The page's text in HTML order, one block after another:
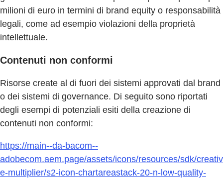
milioni di euro in termini di brand equity o responsabilità
legali, come ad esempio violazioni della proprietà
intellettuale.
Contenuti non conformi
Risorse create al di fuori dei sistemi approvati dal brand
o dei sistemi di governance. Di seguito sono riportati
degli esempi di potenziali esiti della creazione di
contenuti non conformi:
https://main--da-bacom--
adobecom.aem.page/assets/icons/resources/sdk/creativ
e-multiplier/s2-icon-chartareastack-20-n-low-quality-